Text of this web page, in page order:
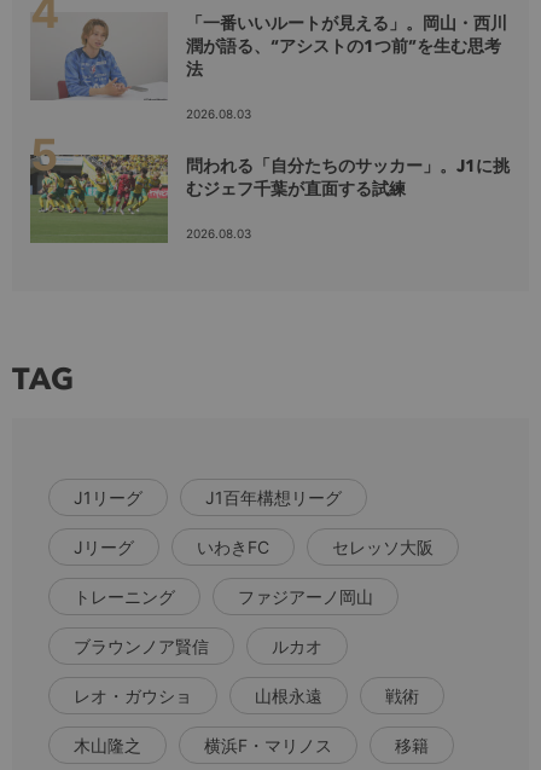
「一番いいルートが見える」。岡山・西川
潤が語る、“アシストの1つ前”を生む思考
法
2026.08.03
問われる「自分たちのサッカー」。J1に挑
むジェフ千葉が直面する試練
2026.08.03
TAG
J1リーグ J1百年構想リーグ
Jリーグ いわきFC セレッソ大阪
トレーニング ファジアーノ岡山
ブラウンノア賢信 ルカオ
レオ・ガウショ 山根永遠 戦術
木山隆之 横浜F・マリノス 移籍